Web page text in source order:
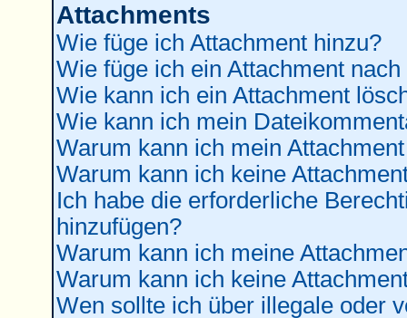
Attachments
Wie füge ich Attachment hinzu?
Wie füge ich ein Attachment
Wie kann ich ein Attachment
Wie kann ich mein
Warum kann ich mein
Warum kann ich keine
Ich habe die erforderliche
hinzufügen?
Warum kann ich meine
Warum kann ich keine
Wen sollte ich über illegale oder